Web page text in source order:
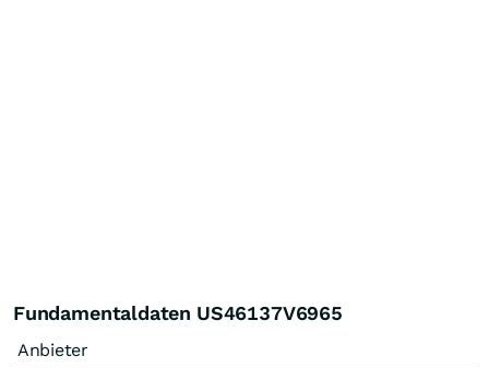
Fundamentaldaten US46137V6965
Anbieter